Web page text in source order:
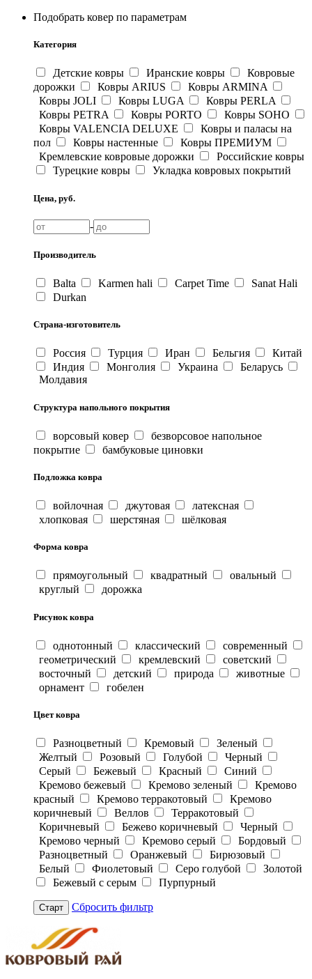
Подобрать ковер по параметрам
Категория
Детские ковры Иранские ковры
Ковровые
дорожки
Ковры ARIUS
Ковры ARMINA
Ковры JOLI
Ковры LUGA
Ковры PERLA
Ковры PETRA
Ковры PORTO
Ковры SOHO
Ковры VALENCIA DELUXE
Ковры и паласы на
пол
Ковры настенные
Ковры ПРЕМИУМ
Кремлевские ковровые дорожки
Российские ковры
Турецкие ковры
Укладка ковровых покрытий
Цена, руб.
-
Производитель
Balta Karmen hali Carpet Time
Sanat Hali
Durkan
Страна-изготовитель
Россия Турция Иран Бельгия
Китай
Индия
Монголия Украина
Беларусь
Молдавия
Структура напольного покрытия
ворсовый ковер
безворсовое напольное
покрытие
бамбуковые циновки
Подложка ковра
войлочная джутовая
латексная
хлопковая
шерстяная шёлковая
Форма ковра
прямоугольный квадратный
овальный
круглый
дорожка
Рисунок ковра
однотонный классический
современный
геометрический
кремлевский
советский
восточный
детский природа
животные
орнамент
гобелен
Цвет ковра
Разноцветный Кремовый
Зеленый
Желтый
Розовый Голубой
Черный
Серый
Бежевый Красный
Синий
Кремово бежевый
Кремово зеленый
Кремово
красный
Кремово терракотовый
Кремово
коричневый
Веллов
Терракотовый
Коричневый
Бежево коричневый
Черный
Кремово черный
Кремово серый
Бордовый
Разноцветный
Оранжевый
Бирюзовый
Белый
Фиолетовый Серо голубой
Золотой
Бежевый с серым
Пурпурный
Старт Сбросить фильтр